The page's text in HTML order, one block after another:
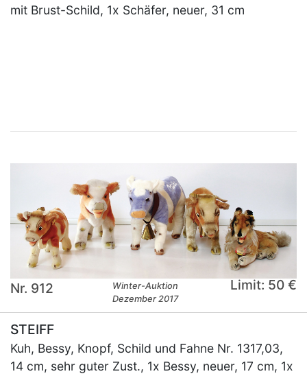
mit Brust-Schild, 1x Schäfer, neuer, 31 cm
Nr. 912
Winter-Auktion
Dezember 2017
Limit: 50 €
STEIFF
Kuh, Bessy, Knopf, Schild und Fahne Nr. 1317,03,
14 cm, sehr guter Zust., 1x Bessy, neuer, 17 cm, 1x